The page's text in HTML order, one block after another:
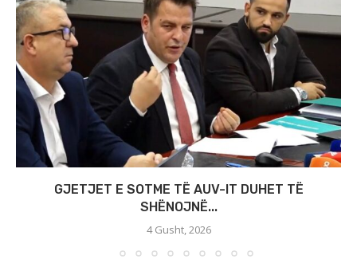
GJETJET E SOTME TË AUV-IT DUHET TË
SHËNOJNË...
4 Gusht, 2026